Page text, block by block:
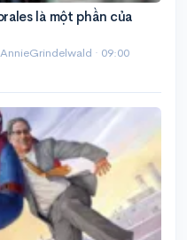
là một phần của
AnnieGrindelwald · 09:00